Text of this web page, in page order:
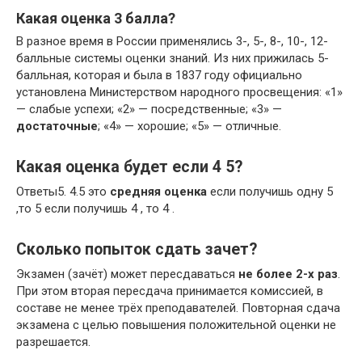
Какая оценка 3 балла?
В разное время в России применялись 3-, 5-, 8-, 10-, 12-
балльные системы оценки знаний. Из них прижилась 5-
балльная, которая и была в 1837 году официально
установлена Министерством народного просвещения: «1»
— слабые успехи; «2» — посредственные; «3» —
достаточные; «4» — хорошие; «5» — отличные.
Какая оценка будет если 4 5?
Ответы5. 4.5 это средняя оценка если получишь одну 5
,то 5 если получишь 4 , то 4 .
Сколько попыток сдать зачет?
Экзамен (зачёт) может пересдаваться не более 2-х раз.
При этом вторая пересдача принимается комиссией, в
составе не менее трёх преподавателей. Повторная сдача
экзамена с целью повышения положительной оценки не
разрешается.